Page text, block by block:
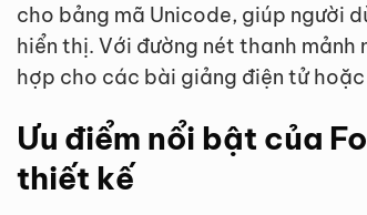
cho bảng mã Unicode, giúp người
hiển thị. Với đường nét thanh mảnh
hợp cho các bài giảng điện tử
Ưu điểm nổi bật của
thiết kế